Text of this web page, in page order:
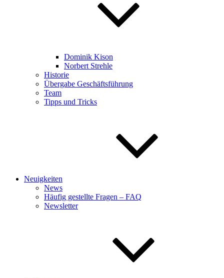
Dominik Kison
Norbert Strehle
Historie
Übergabe Geschäftsführung
Team
Tipps und Tricks
Neuigkeiten
News
Häufig gestellte Fragen – FAQ
Newsletter